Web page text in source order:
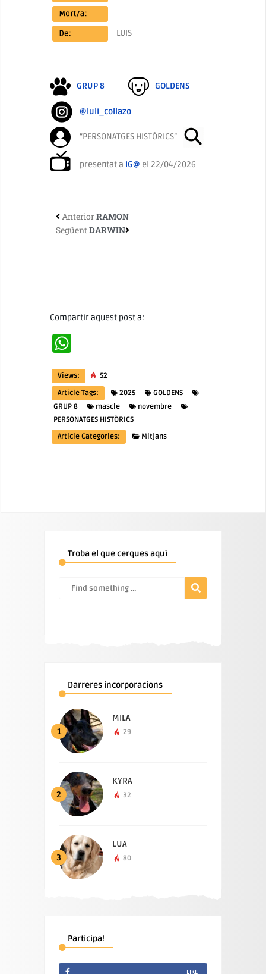
LUIS
GRUP 8 GOLDENS
@luli_collazo
“PERSONATGES HISTÒRICS”
presentat a IG@ el 22/04/2026
AnteriorRAMON
Següent DARWIN
Compartir aquest post a:
WhatsApp
Views:
52
Article Tags:
2025
GOLDENS
GRUP 8
mascle
novembre
PERSONATGES HISTÒRICS
Article Categories:
Mitjans
Troba el que cerques aquí
Darreres incorporacions
1
MILA
29
2
KYRA
32
3
LUA
80
Participa!
LIKE